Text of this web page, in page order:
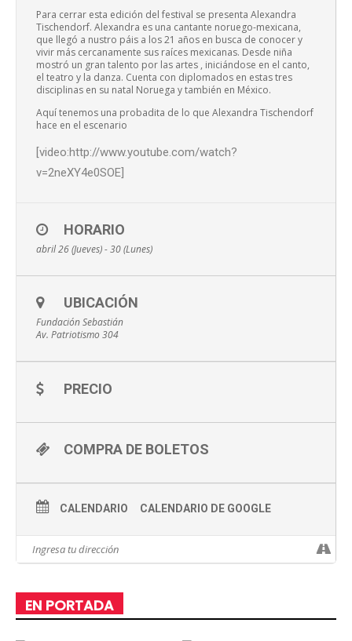
Para cerrar esta edición del festival se presenta Alexandra
Tischendorf. Alexandra es una cantante noruego-mexicana,
que llegó a nustro páis a los 21 años en busca de conocer y
vivir más cercanamente sus raíces mexicanas. Desde niña
mostró un gran talento por las artes , iniciándose en el canto,
el teatro y la danza. Cuenta con diplomados en estas tres
disciplinas en su natal Noruega y también en México.
Aquí tenemos una probadita de lo que Alexandra Tischendorf
hace en el escenario
[video:http://www.youtube.com/watch?
v=2neXY4e0SOE]
HORARIO
abril 26 (Jueves) - 30 (Lunes)
UBICACIÓN
Fundación Sebastián
Av. Patriotismo 304
PRECIO
COMPRA DE BOLETOS
CALENDARIO CALENDARIO DE GOOGLE
EN PORTADA